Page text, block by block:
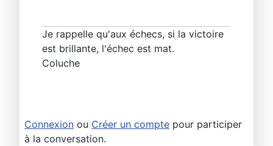
Je rappelle qu'aux échecs, si la victoire
est brillante, l'échec est mat.
Coluche
Connexion ou Créer un compte pour participer
à la conversation.